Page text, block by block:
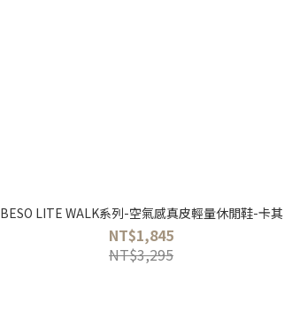
BESO LITE WALK系列-空氣感真皮輕量休閒鞋-卡其
NT$1,845
NT$3,295